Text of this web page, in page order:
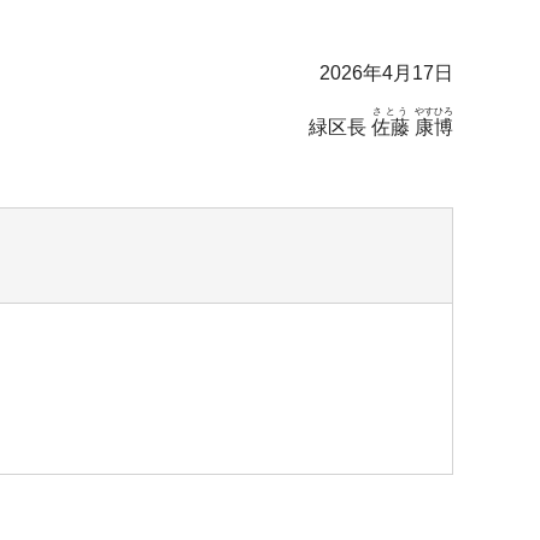
2026年4月17日
緑区長 佐藤
さとう
康博
やすひろ